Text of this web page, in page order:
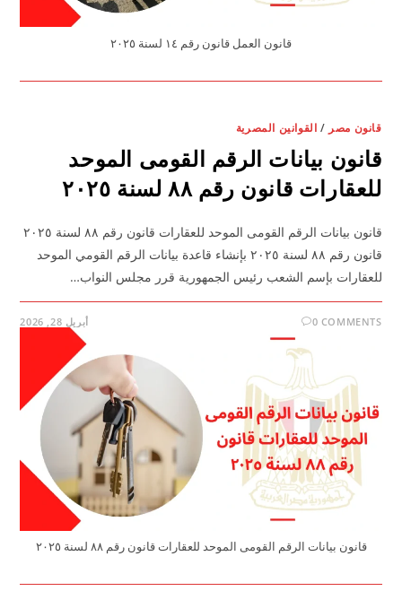
قانون العمل قانون رقم ١٤ لسنة ٢٠٢٥
قانون مصر / القوانين المصرية
قانون بيانات الرقم القومى الموحد
للعقارات قانون رقم ٨٨ لسنة ٢٠٢٥
قانون بيانات الرقم القومى الموحد للعقارات قانون رقم ٨٨ لسنة ٢٠٢٥
قانون رقم ٨٨ لسنة ٢٠٢٥ بإنشاء قاعدة بيانات الرقم القومي الموحد
للعقارات بإسم الشعب رئيس الجمهورية قرر مجلس النواب…
0 COMMENTS أبريل 28, 2026
قانون بيانات الرقم القومى الموحد للعقارات قانون رقم ٨٨ لسنة ٢٠٢٥